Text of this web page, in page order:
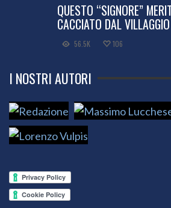
QUESTO “SIGNORE”
CACCIATO DAL
56.5K 106
I NOSTRI AUTORI